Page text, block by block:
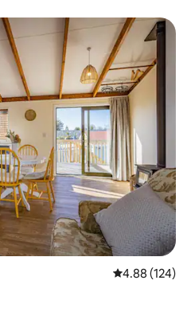
평점 4.88점(5
4.88 (124)